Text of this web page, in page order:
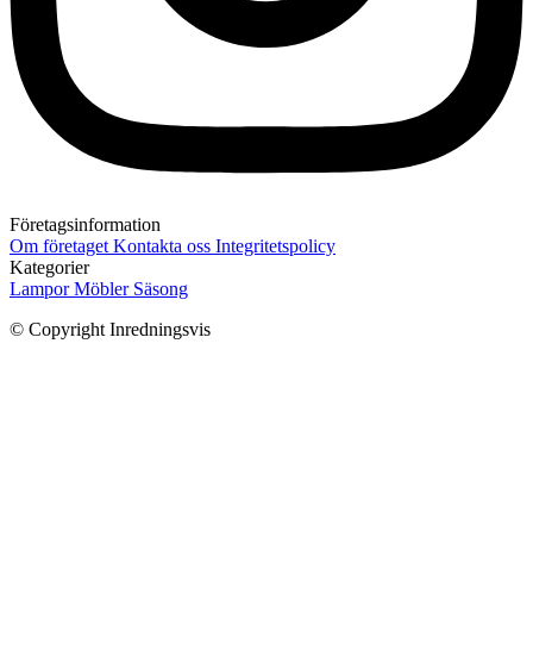
Företagsinformation
Om företaget Kontakta oss Integritetspolicy
Kategorier
LamporMöbler Säsong
© Copyright Inredningsvis